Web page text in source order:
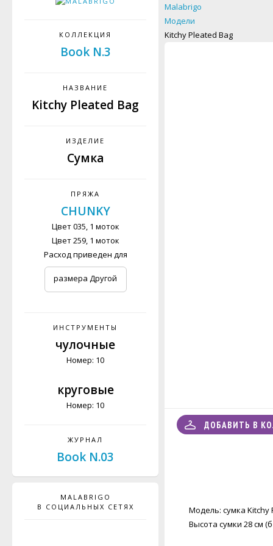
КОЛЛЕКЦИЯ
Book N.3
НАЗВАНИЕ
Kitchy Pleated Bag
ИЗДЕЛИЕ
Сумка
ПРЯЖА
CHUNKY
Цвет 035, 1 моток
Цвет 259, 1 моток
Расход приведен для
размера Другой
ИНСТРУМЕНТЫ
чулочные
Номер: 10
круговые
Номер: 10
ЖУРНАЛ
Book N.03
MALABRIGO
В СОЦИАЛЬНЫХ СЕТЯХ
Malabrigo
Модели
Kitchy Pleated Bag
ДОБАВИТЬ В
Модель: сумка Kitchy
Высота сумки 28 см